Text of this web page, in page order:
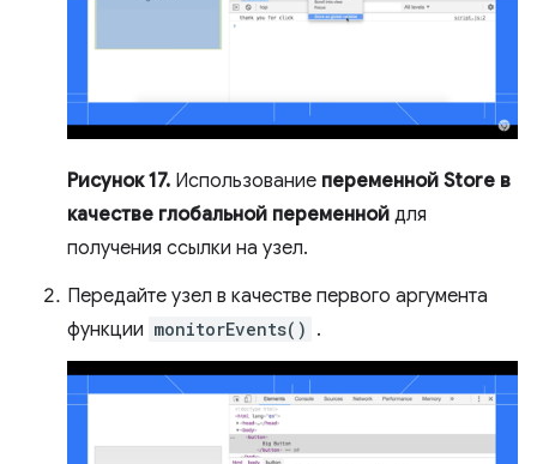
Рисунок 17. Использование переменной Store в
качестве глобальной переменной для
получения ссылки на узел.
Передайте узел в качестве первого аргумента
функции monitorEvents() .